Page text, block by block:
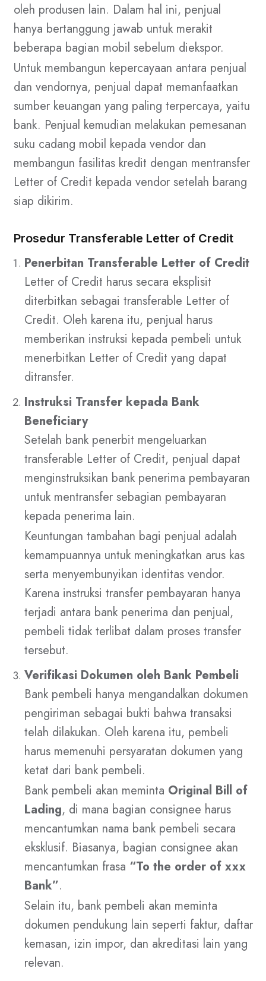
oleh produsen lain. Dalam hal ini, penjual
hanya bertanggung jawab untuk merakit
beberapa bagian mobil sebelum diekspor.
Untuk membangun kepercayaan antara penjual
dan vendornya, penjual dapat memanfaatkan
sumber keuangan yang paling terpercaya, yaitu
bank. Penjual kemudian melakukan pemesanan
suku cadang mobil kepada vendor dan
membangun fasilitas kredit dengan mentransfer
Letter of Credit kepada vendor setelah barang
siap dikirim.
Prosedur Transferable Letter of Credit
Penerbitan Transferable Letter of Credit
Letter of Credit harus secara eksplisit
diterbitkan sebagai transferable Letter of
Credit. Oleh karena itu, penjual harus
memberikan instruksi kepada pembeli untuk
menerbitkan Letter of Credit yang dapat
ditransfer.
Instruksi Transfer kepada Bank
Beneficiary
Setelah bank penerbit mengeluarkan
transferable Letter of Credit, penjual dapat
menginstruksikan bank penerima pembayaran
untuk mentransfer sebagian pembayaran
kepada penerima lain.
Keuntungan tambahan bagi penjual adalah
kemampuannya untuk meningkatkan arus kas
serta menyembunyikan identitas vendor.
Karena instruksi transfer pembayaran hanya
terjadi antara bank penerima dan penjual,
pembeli tidak terlibat dalam proses transfer
tersebut.
Verifikasi Dokumen oleh Bank Pembeli
Bank pembeli hanya mengandalkan dokumen
pengiriman sebagai bukti bahwa transaksi
telah dilakukan. Oleh karena itu, pembeli
harus memenuhi persyaratan dokumen yang
ketat dari bank pembeli.
Bank pembeli akan meminta Original Bill of
Lading, di mana bagian consignee harus
mencantumkan nama bank pembeli secara
eksklusif. Biasanya, bagian consignee akan
mencantumkan frasa “To the order of xxx
Bank”.
Selain itu, bank pembeli akan meminta
dokumen pendukung lain seperti faktur, daftar
kemasan, izin impor, dan akreditasi lain yang
relevan.